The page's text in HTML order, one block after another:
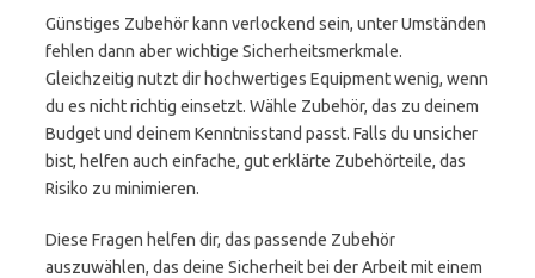
Günstiges Zubehör kann verlockend sein, unter Umständen
fehlen dann aber wichtige Sicherheitsmerkmale.
Gleichzeitig nutzt dir hochwertiges Equipment wenig, wenn
du es nicht richtig einsetzt. Wähle Zubehör, das zu deinem
Budget und deinem Kenntnisstand passt. Falls du unsicher
bist, helfen auch einfache, gut erklärte Zubehörteile, das
Risiko zu minimieren.
Diese Fragen helfen dir, das passende Zubehör
auszuwählen, das deine Sicherheit bei der Arbeit mit einem